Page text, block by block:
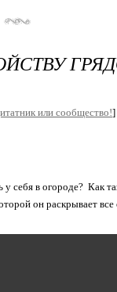
или сообщество!]
себя в огороде? Как
он раскрывает